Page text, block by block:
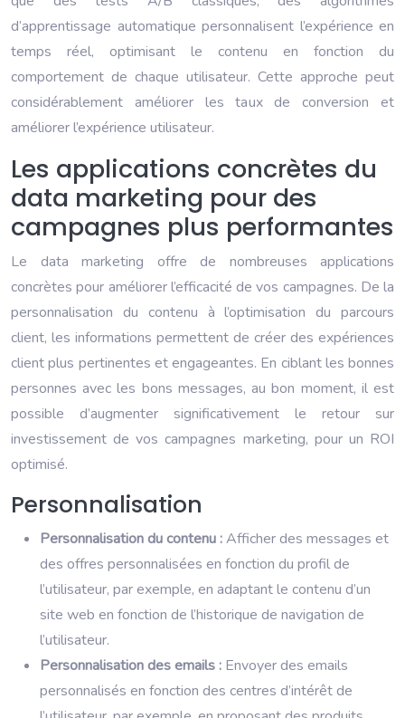
d’apprentissage automatique personnalisent l’expérience en
temps réel, optimisant le contenu en fonction du
comportement de chaque utilisateur. Cette approche peut
considérablement améliorer les taux de conversion et
améliorer l’expérience utilisateur.
Les applications concrètes du
data marketing pour des
campagnes plus performantes
Le data marketing offre de nombreuses applications
concrètes pour améliorer l’efficacité de vos campagnes. De la
personnalisation du contenu à l’optimisation du parcours
client, les informations permettent de créer des expériences
client plus pertinentes et engageantes. En ciblant les bonnes
personnes avec les bons messages, au bon moment, il est
possible d’augmenter significativement le retour sur
investissement de vos campagnes marketing, pour un ROI
optimisé.
Personnalisation
Personnalisation du contenu :Afficher des messages et
des offres personnalisées en fonction du profil de
l’utilisateur, par exemple, en adaptant le contenu d’un
site web en fonction de l’historique de navigation de
l’utilisateur.
Personnalisation des emails : Envoyer des emails
personnalisés en fonction des centres d’intérêt de